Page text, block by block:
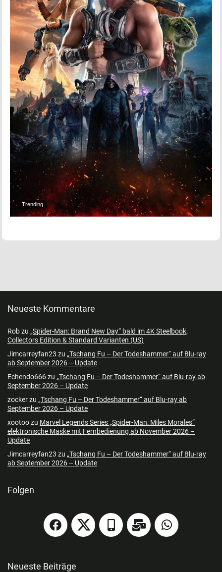
Trending
Neueste Kommentare
Robzu „Spider-Man: Brand New Day“ bald im 4K Steelbook,
Collectors Edition & Standard Varianten (US)
Jimcarreyfan23 zu „Tschang Fu – Der Todeshammer“ auf Blu-ray
ab September 2026 – Update
Echendo666zu „Tschang Fu – Der Todeshammer“ auf Blu-ray ab
September 2026 – Update
zockerzu „Tschang Fu – Der Todeshammer“ auf Blu-ray ab
September 2026 – Update
xootoozu Marvel Legends Series „Spider-Man: Miles Morales“
elektronische Maske mit Fernbedienung ab November 2026 –
Update
Jimcarreyfan23 zu „Tschang Fu – Der Todeshammer“ auf Blu-ray
ab September 2026 – Update
Folgen
Neueste Beiträge